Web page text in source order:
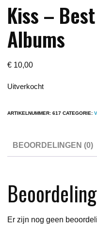
Kiss –
Albums
€ 10,00
Uitverkocht
ARTIKELNUMMER: 617 CATEGORIE:
BEOORDELINGEN (0)
Er zijn nog geen